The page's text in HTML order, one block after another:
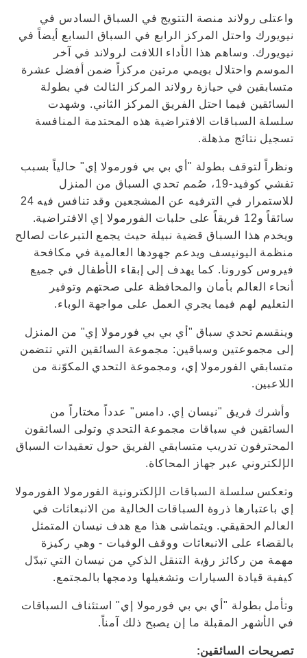
واعتلى رولاند منصة التتويج في السباق السادس في
نيويورك واحتل المركز الرابع في السباق السابع أيضاً في
نيويورك. وساهم هذا الأداء اللافت لرولاند في آخر
الموسم واحتلال بويمي مرتين مركزاً ضمن أفضل عشرة
متسابقين في حيازة رولاند المركز الثالث في بطولة
السائقين فيما احتل الفريق المركز الثاني. وشهدت
سلسلة السباقات الافتراضية هذه المحتدمة المنافسة
تسجيل نتائج مذهلة.
ونظراً لتوقف بطولة "أي بي بي فورمولا إي" حالياً بسبب
تفشي كوفيد-19، صُمم تحدي السباق من المنزل
للاستمرار في الترفيه عن المشجعين وقد تنافس فيه 24
سائقاً و12 فريقاً على حلبات الفورمولا إي الافتراضية.
ويخدم هذا السباق قضية نبيلة حيث يجمع التبرعات لصالح
منظمة اليونيسف ويدعم جهودها العالمية في مكافحة
فيروس كورونا. كما يهدف إلى إبقاء الأطفال في جميع
أنحاء العالم بأمان والمحافظة على صحتهم وتوفير
التعليم لهم فيما يجري العمل على مواجهة الوباء.
وينقسم تحدي سباق "أي بي بي فورمولا إي" من المنزل
إلى مجموعتين وسباقين: مجموعة السائقين التي تتضمن
متسابقي الفورمولا إي، ومجموعة التحدي المكوّنة من
اللاعبين.
وأشرك فريق "نيسان إي. دامس" عدداً مختاراً من
السائقين في سباقات مجموعة التحدي وتولى السائقون
المحترفون تدريب متسابقي الفريق حول تعقيدات السباق
الإلكتروني عبر جهاز المحاكاة.
وتعكس سلسلة السباقات الإلكترونية الفورمولا الفورمولا
إي باعتبارها ذروة السباقات الخالية من الانبعاثات في
العالم الحقيقي. ويتماشى هذا مع هدف نيسان المتمثل
بالقضاء على الانبعاثات ووقف الوفيات - وهي ركيزة
مهمة من ركائز رؤية التنقل الذكي من نيسان التي تبدّل
كيفية قيادة السيارات وتشغيلها ودمجها بالمجتمع.
وتأمل بطولة "أي بي بي فورمولا إي" استئناف السباقات
في الأشهر المقبلة ما إن يصبح ذلك آمناً.
تصريحات السائقين: